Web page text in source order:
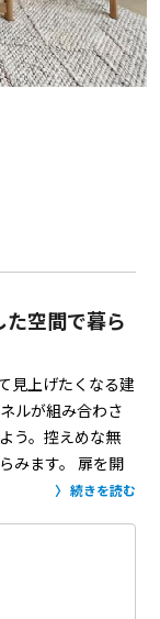
空間で暮ら
見上げたくなる建
ルが組み合わさ
う。控えめな無
みます。
扉を開
が迎えてくれま
計。天井のスポ
続きを読む